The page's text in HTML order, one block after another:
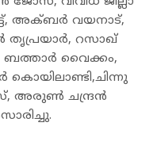
അക്ബർ വയനാട്,
തൃപ്രയാർ, റസാഖ്
വൈക്കം,
അരുൺ ചന്ദ്രൻ